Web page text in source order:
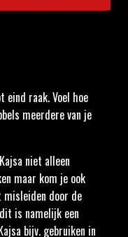
eind raak. Voel hoe
meerdere van je
niet alleen
maar kom je ook
door de
is namelijk een
bijv. gebruiken in